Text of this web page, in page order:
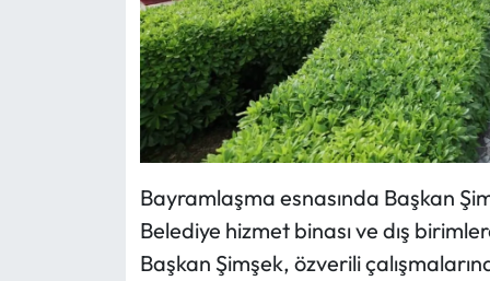
Bayramlaşma esnasında Başkan
Belediye hizmet binası ve dış
Başkan Şimşek, özverili